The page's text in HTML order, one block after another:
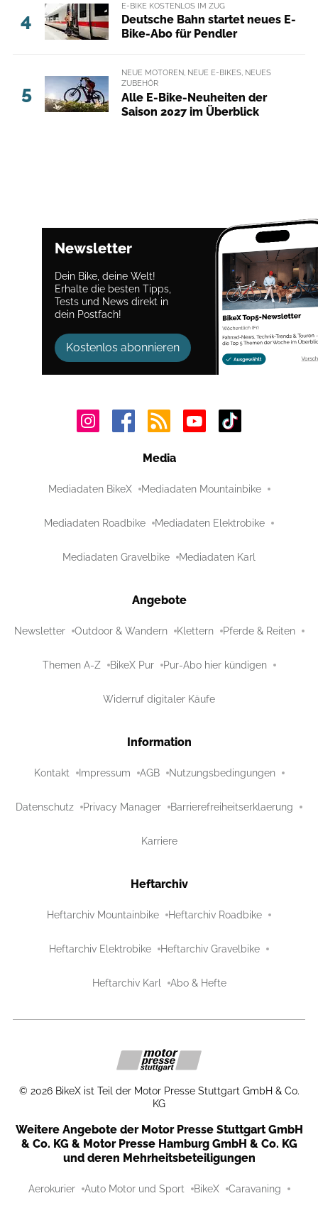
4
E-BIKE KOSTENLOS IM ZUG
Deutsche Bahn startet neues E-
Bike-Abo für Pendler
5
NEUE MOTOREN, NEUE E-BIKES, NEUES
ZUBEHÖR
Alle E-Bike-Neuheiten der
Saison 2027 im Überblick
Newsletter
Dein Bike, deine Welt!
Erhalte die besten Tipps,
Tests und News direkt in
dein Postfach!
Kostenlos abonnieren
Media
Mediadaten BikeX Mediadaten Mountainbike
Mediadaten Roadbike Mediadaten Elektrobike
Mediadaten Gravelbike Mediadaten Karl
Angebote
Newsletter Outdoor & Wandern Klettern Pferde & Reiten
Themen A-Z BikeX Pur Pur-Abo hier kündigen
Widerruf digitaler Käufe
Information
Kontakt Impressum AGB Nutzungsbedingungen
Datenschutz Privacy Manager Barrierefreiheitserklaerung
Karriere
Heftarchiv
Heftarchiv Mountainbike Heftarchiv Roadbike
Heftarchiv Elektrobike Heftarchiv Gravelbike
Heftarchiv Karl Abo & Hefte
© 2026 BikeX ist Teil der Motor Presse Stuttgart GmbH & Co.
KG
Weitere Angebote der Motor Presse Stuttgart GmbH
& Co. KG & Motor Presse Hamburg GmbH & Co. KG
und deren Mehrheitsbeteiligungen
Aerokurier Auto Motor und Sport BikeX Caravaning